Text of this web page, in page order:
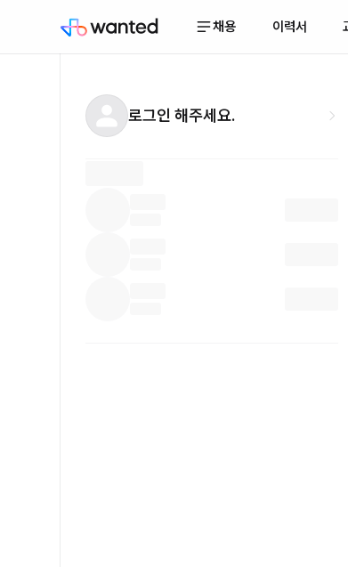
채용 이력서
로그인 해주세요.